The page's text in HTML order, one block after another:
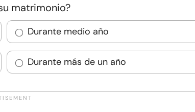
matrimonio?
Durante medio año
Durante más de un año